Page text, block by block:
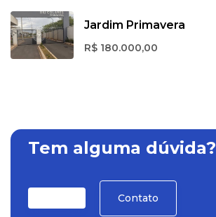
Jardim Primavera
R$ 180.000,00
Tem alguma dúvida?
Contato